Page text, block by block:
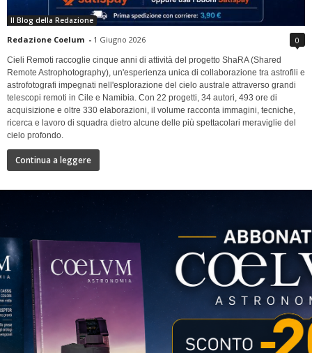
Il Blog della Redazione
Redazione Coelum - 1 Giugno 2026 0
Cieli Remoti raccoglie cinque anni di attività del progetto ShaRA (Shared
Remote Astrophotography), un'esperienza unica di collaborazione tra astrofili e
astrofotografi impegnati nell'esplorazione del cielo australe attraverso grandi
telescopi remoti in Cile e Namibia. Con 22 progetti, 34 autori, 493 ore di
acquisizione e oltre 330 elaborazioni, il volume racconta immagini, tecniche,
ricerca e lavoro di squadra dietro alcune delle più spettacolari meraviglie del
cielo profondo.
Continua a leggere